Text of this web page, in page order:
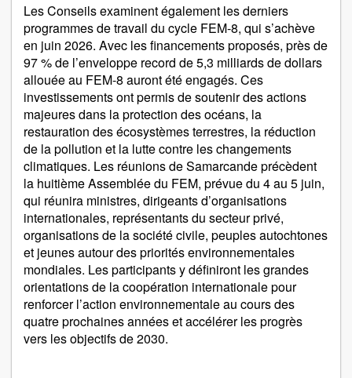
Les Conseils examinent également les derniers
programmes de travail du cycle FEM-8, qui s’achève
en juin 2026. Avec les financements proposés, près de
97 % de l’enveloppe record de 5,3 milliards de dollars
allouée au FEM-8 auront été engagés. Ces
investissements ont permis de soutenir des actions
majeures dans la protection des océans, la
restauration des écosystèmes terrestres, la réduction
de la pollution et la lutte contre les changements
climatiques. Les réunions de Samarcande précèdent
la huitième Assemblée du FEM, prévue du 4 au 5 juin,
qui réunira ministres, dirigeants d’organisations
internationales, représentants du secteur privé,
organisations de la société civile, peuples autochtones
et jeunes autour des priorités environnementales
mondiales. Les participants y définiront les grandes
orientations de la coopération internationale pour
renforcer l’action environnementale au cours des
quatre prochaines années et accélérer les progrès
vers les objectifs de 2030.